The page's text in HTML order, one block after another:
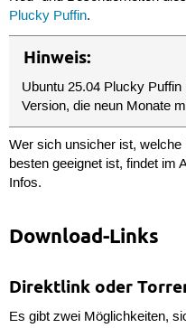
Plucky Puffin.
Hinweis:
Ubuntu 25.04 Plucky
Version, die neun Monate
Wer sich unsicher ist, welche
besten geeignet ist, findet im
Infos.
Download-Links
Direktlink oder
Es gibt zwei Möglichkeiten,